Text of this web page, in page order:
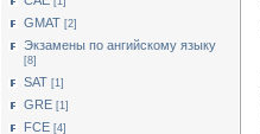
GMAT [2]
Экзамены по ангийскому языку
[8]
SAT [1]
GRE [1]
FCE [4]